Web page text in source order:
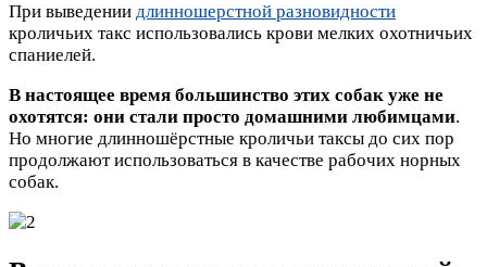
При выведении длинношерстной разновидности
кроличьих такс использовались крови мелких охотничьих
спаниелей.
В настоящее время большинство этих собак уже не
охотятся: они стали просто домашними любимцами.
Но многие длинношёрстные кроличьи таксы до сих пор
продолжают использоваться в качестве рабочих норных
собак.